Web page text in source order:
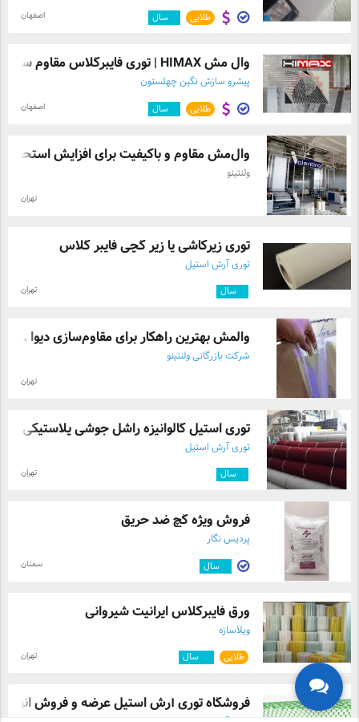
طلایی سال اصفهان
وال مش HIMAX | توری فایبرگلاس مقاوم سازی
پیشرو سازش نگین چهلستون
طلایی سال اصفهان
وال‌مش مقاوم و باکیفیت برای افزایش استحک
ولنتینو
تهران
توری زیرکاشی یا زیر گچی فایبر گلاس
توری آرش استیل
سال تهران
والمش بهترین راهکار برای مقاوم‌سازی دیوا ...
شرکت بازرگانی ولنتینو
تهران
توری استیل گالوانیزه راشل جوشی پلاستیکی ...
توری آرش استیل
سال تهران
فروش ویژه گچ ضد حریق
پردیس نگار
سال سمنان
ورق فایبرگلاس ایرانیت شیروانی
ویلاسازه
طلایی سال تهران
فروشگاه توری آرش استیل عرضه و فروش انوا ...